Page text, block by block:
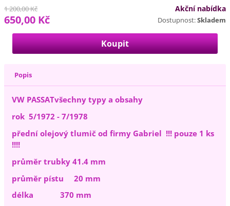
Akční nabídka
Dostupnost:Skladem
1 200,00 Kč
650,00 Kč
Popis
VW PASSATvšechny typy a obsahy
rok 5/1972 - 7/1978
přední olejový tlumič od firmy Gabriel !!! pouze 1 ks
!!!!
průměr trubky 41.4 mm
průměr pístu 20 mm
délka 370 mm